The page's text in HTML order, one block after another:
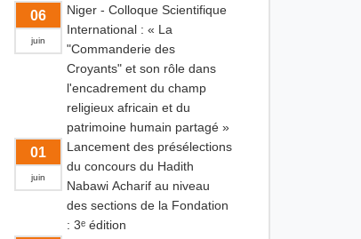
06
juin
Niger - Colloque Scientifique
International : « La
"Commanderie des
Croyants" et son rôle dans
l'encadrement du champ
religieux africain et du
patrimoine humain partagé »
01
juin
Lancement des présélections
du concours du Hadith
Nabawi Acharif au niveau
des sections de la Fondation
: 3ᵉ édition